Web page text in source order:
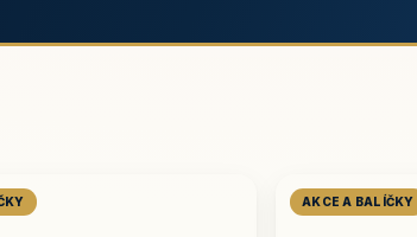
AKCE A BALÍČKY